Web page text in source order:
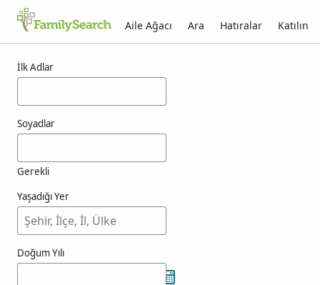
Aile Ağacı Ara Hatıralar Katılın
İlk Adlar
Soyadlar
Gerekli
Yaşadığı Yer
Doğum Yılı